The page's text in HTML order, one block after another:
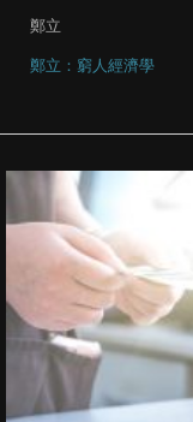
鄭立
鄭立：窮人經濟學